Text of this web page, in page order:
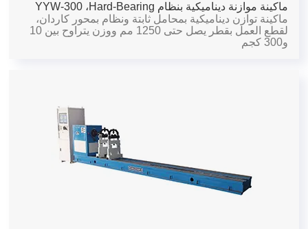
ماكينة موازنة ديناميكية بنظام Hard-Bearing،
YYW-300
ماكينة توازن ديناميكية بمحامل ثابتة ونظام بمحور كاردان،
لقطع العمل بقطر يصل حتى 1250 مم ووزن يتراوح بين 10
و300 كجم